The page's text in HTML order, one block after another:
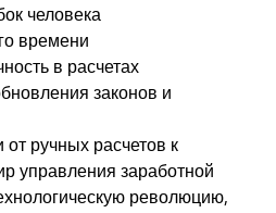
человека
времени
в расчетах
законов и
ручных расчетов к
управления заработной
революцию,